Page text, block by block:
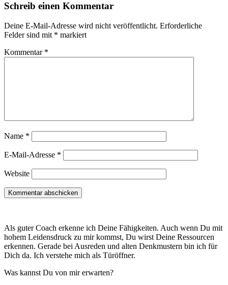
Schreib einen Kommentar
Deine E-Mail-Adresse wird nicht veröffentlicht. Erforderliche
Felder sind mit * markiert
Kommentar *
Name *
E-Mail-Adresse *
Website
Als guter Coach erkenne ich Deine Fähigkeiten. Auch wenn Du mit
hohem Leidensdruck zu mir kommst, Du wirst Deine Ressourcen
erkennen. Gerade bei Ausreden und alten Denkmustern bin ich für
Dich da. Ich verstehe mich als Türöffner.
Was kannst Du von mir erwarten?